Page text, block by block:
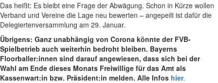
Das heißt: Es bleibt eine Frage der Abwägung. Schon in Kürze wollen
Verband und Vereine die Lage neu bewerten – angepeilt ist dafür die
Delegiertenversammlung am 29. Januar.
Übrigens: Ganz unabhängig von Corona könnte der FVB-
Spielbetrieb auch weiterhin bedroht bleiben. Bayerns
Floorballer:innen sind darauf angewiesen, dass sich bei der
Wahl am Ende dieses Monats Freiwillige für das Amt als
Kassenwart:in bzw. Präsident:in melden. Alle Infos hier.